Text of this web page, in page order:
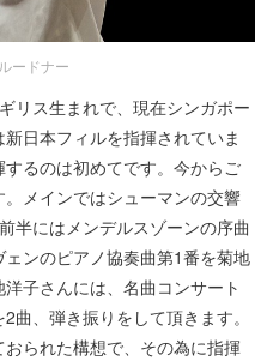
ードナー
リス生まれで、現在シンガポー
日本フィルを指揮されていま
るのは初めてです。今からご
メインではシューマンの交響
半にはメンデルスゾーンの序曲
ェンのピアノ協奏曲第1番を菊地
子さんには、名曲コンサート
曲、弾き振りをして頂きます。
られた構想で、その為に指揮